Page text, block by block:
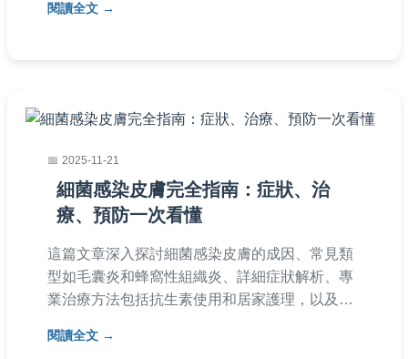
巧，實用性強，適合台灣讀者參考。
閱讀全文
2025-11-21
細菌感染皮膚完全指南：症狀、治
療、預防一次看懂
這篇文章深入探討細菌感染皮膚的成因、常見類
型如毛囊炎和蜂窩性組織炎、詳細症狀解析、專
業治療方法包括抗生素使用和居家護理，以及實
答，由醫療背景角度撰寫，幫助您快速識別並有
閱讀全文